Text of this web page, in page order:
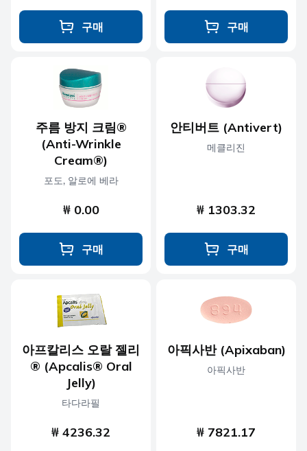
구매 구매
주름 방지 크림®
(Anti-Wrinkle
Cream®)
포도, 알로에 베라
₩ 0.00
구매
안티버트 (Antivert)
메클리진
₩ 1303.32
구매
아프칼리스 오랄 젤리
® (Apcalis® Oral
Jelly)
타다라필
₩ 4236.32
아픽사반 (Apixaban)
아픽사반
₩ 7821.17